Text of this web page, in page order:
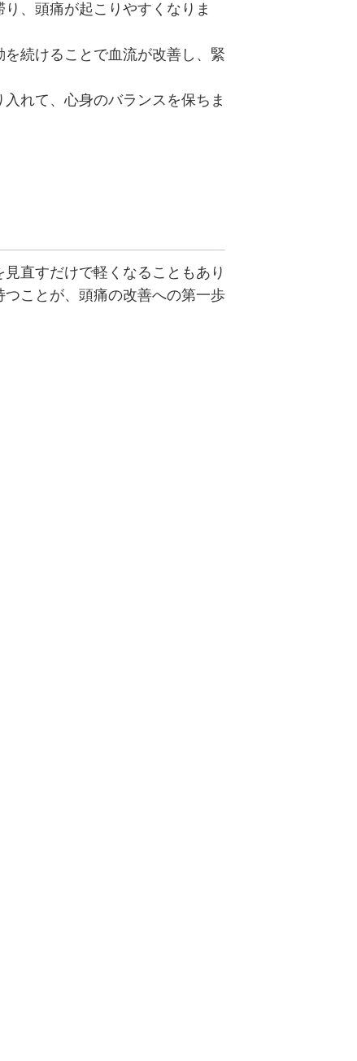
、頭痛が起こりやすくなりま
を続けることで血流が改善し、緊
れて、心身のバランスを保ちま
直すだけで軽くなることもあり
ことが、頭痛の改善への第一歩